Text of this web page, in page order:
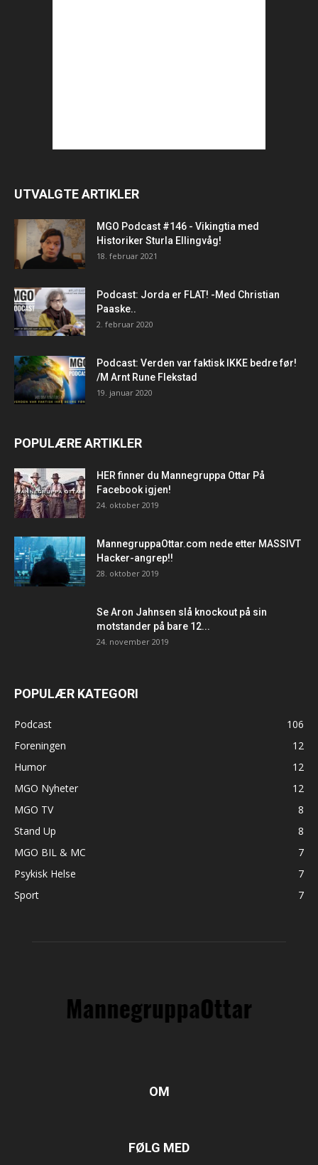
UTVALGTE ARTIKLER
MGO Podcast #146 - Vikingtia med
Historiker Sturla Ellingvåg!
18. februar 2021
Podcast: Jorda er FLAT! -Med Christian
Paaske..
2. februar 2020
Podcast: Verden var faktisk IKKE bedre før!
/M Arnt Rune Flekstad
19. januar 2020
POPULÆRE ARTIKLER
HER finner du Mannegruppa Ottar På
Facebook igjen!
24. oktober 2019
MannegruppaOttar.com nede etter MASSIVT
Hacker-angrep!!
28. oktober 2019
Se Aron Jahnsen slå knockout på sin
motstander på bare 12...
24. november 2019
POPULÆR KATEGORI
Podcast
106
Foreningen
12
Humor
12
MGO Nyheter
12
MGO TV
8
Stand Up
8
MGO BIL & MC
7
Psykisk Helse
7
Sport
7
OM
FØLG MED